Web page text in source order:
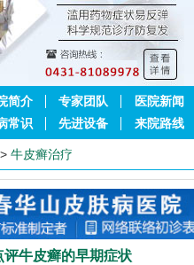
简介 专家团队
医院新闻
常识 先进设备 来院路线
> 牛皮癣治疗
评牛皮癣的早期症状